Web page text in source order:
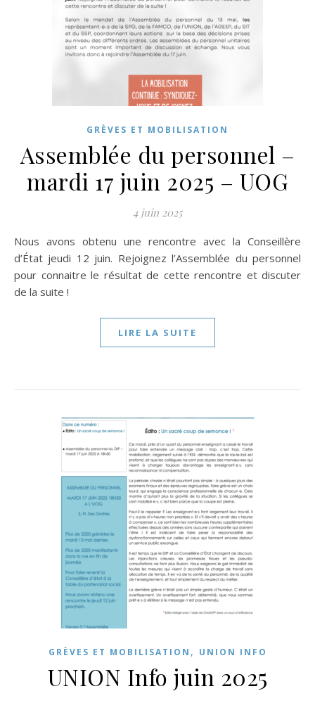
GRÈVES ET MOBILISATION
Assemblée du personnel –
mardi 17 juin 2025 – UOG
4 juin 2025
Nous avons obtenu une rencontre avec la Conseillère
d’État jeudi 12 juin. Rejoignez l’Assemblée du personnel
pour connaitre le résultat de cette rencontre et discuter
de la suite !
LIRE LA SUITE
GRÈVES ET MOBILISATION , UNION INFO
UNION Info juin 2025